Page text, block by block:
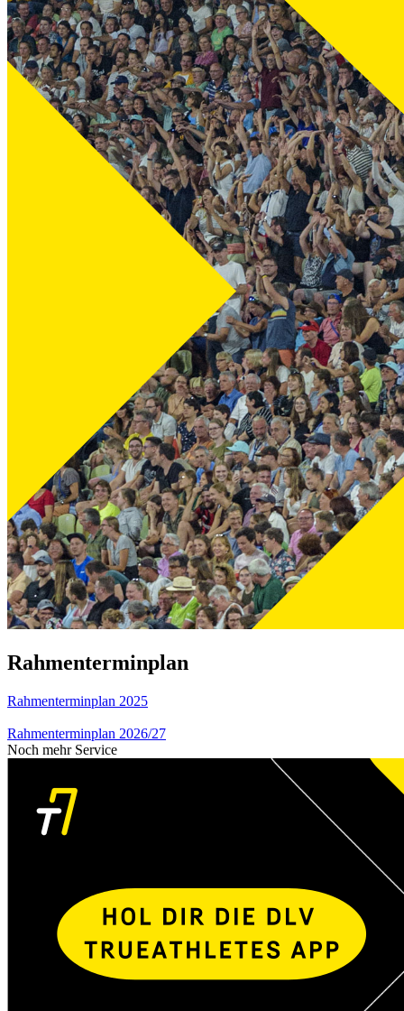
Rahmenterminplan
Rahmenterminplan 2025
Rahmenterminplan 2026/27
Noch mehr Service